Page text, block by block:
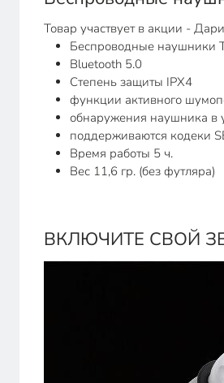
Товар участвует в акции -
Беспроводные наушники
Bluetooth 5.0
Степень защиты IPX4
функции активного
обнаружения наушника в
поддерживаются кодеки
Время работы 5 ч.
Вес 11,6 гр. (без футляра)
ВКЛЮЧИТЕ СВОЙ